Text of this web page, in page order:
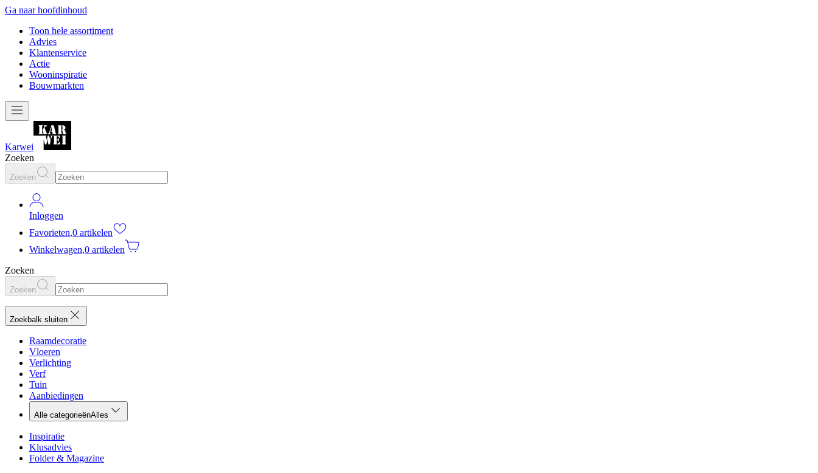
Ga naar hoofdinhoud
Toon hele assortiment
Advies
Klantenservice
Actie
Wooninspiratie
Bouwmarkten
Karwei
Zoeken
Zoeken
Inloggen
Favorieten,0 artikelen
Winkelwagen,0 artikelen
Zoeken
Zoeken
Zoekbalk sluiten
Raamdecoratie
Vloeren
Verlichting
Verf
Tuin
Aanbiedingen
Alle categorieënAlles
Inspiratie
Klusadvies
Folder & Magazine